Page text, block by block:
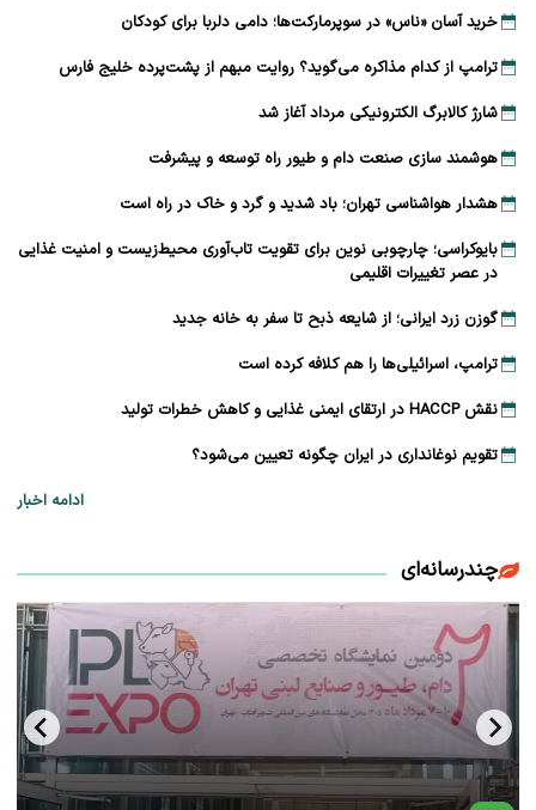
خرید آسان «ناس» در سوپرمارکت‌ها؛ دامی دلربا برای کودکان
ترامپ از کدام مذاکره می‌گوید؟ روایت مبهم از پشت‌پرده خلیج فارس
شارژ کالابرگ الکترونیکی مرداد آغاز شد
هوشمند سازی صنعت دام و طیور راه توسعه و پیشرفت
هشدار هواشناسی تهران؛ باد شدید و گرد و خاک در راه است
بایوکراسی؛ چارچوبی نوین برای تقویت تاب‌آوری محیط‌زیست و امنیت غذایی
در عصر تغییرات اقلیمی
گوزن زرد ایرانی؛ از شایعه ذبح تا سفر به خانه جدید
ترامپ، اسرائیلی‌ها را هم کلافه کرده است
نقش HACCP در ارتقای ایمنی غذایی و کاهش خطرات تولید
تقویم نوغانداری در ایران چگونه تعیین می‌شود؟
ادامه اخبار
چندرسانه‌ای